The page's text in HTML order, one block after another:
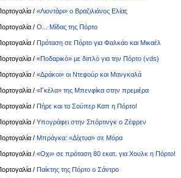
/ «Λιοντάρι» ο Βραζιλιάνος Ελίας
/ Ο... Μίδας της Πόρτο
/ Πρόταση σε Πόρτο για Φαλκάο και Μικαέλ
/ «Ποδαρικό» με διπλό για την Πόρτο (vds)
/ «Δράκοι» οι Ντεφούρ και Μανγκαλά
/ «Γκέλα» της Μπενφίκα στην πρεμιέρα
/ Πήρε και το Σούπερ Καπ η Πόρτο!
/ Υπογράφει στην Σπόρτινγκ ο Ζέφρεν
/ Μπράγκα: «Δίχτυα» σε Μόρα
/ «Οχι» σε πρόταση 80 εκατ. για Χουλκ η Πόρτο!
/ Παίκτης της Πόρτο ο Σάντρο